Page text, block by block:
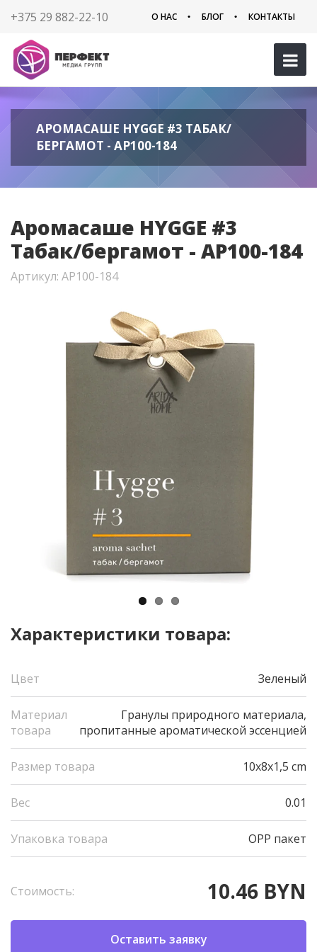
+375 29 882-22-10 О НАС БЛОГ КОНТАКТЫ
АРОМАСАШЕ HYGGE #3 ТАБАК/
БЕРГАМОТ - AP100-184
Аромасаше HYGGE #3
Табак/бергамот - AP100-184
Артикул: AP100-184
Характеристики товара:
Цвет Зеленый
Материал
товара
Гранулы природного материала,
пропитанные ароматической эссенцией
Размер товара 10х8х1,5 cm
Вес 0.01
Упаковка товара OPP пакет
Стоимость: 10.46 BYN
Оставить заявку